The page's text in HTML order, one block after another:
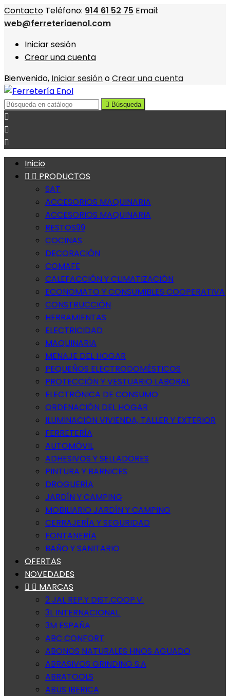
Contacto Teléfono: 914 61 52 75 Email:
web@ferreteriaenol.com
Iniciar sesión
Crear una cuenta
Bienvenido, Iniciar sesiónoCrear una cuenta
 Búsqueda



Inicio
  PRODUCTOS
SAT
ACCESORIOS MAQUINARIA
ACCESORIOS MAQUINARIA
RESTOS99
COCINAS
DECORACIÓN
COMAFE
CALEFACCIÓN Y CLIMATIZACIÓN
ECONOMATO Y CONSUMIBLES COOPERATIVA
CONSTRUCCIÓN
HERRAMIENTAS
ELECTRICIDAD
MAQUINARIA
MENAJE DEL HOGAR
PEQUEÑOS ELECTRODOMÉSTICOS
PROTECCIÓN Y VESTUARIO LABORAL
ELECTRÓNICA DE CONSUMO
ORDENACIÓN DEL HOGAR
ILUMINACIÓN VIVIENDA, TALLER Y EXTERIOR
FERRETERÍA
AUTOMÓVIL
ADHESIVOS Y SELLADORES
PINTURA Y BARNICES
DROGUERÍA
JARDÍN Y CAMPING
MOBILIARIO JARDÍN Y CAMPING
CERRAJERÍA Y SEGURIDAD
FONTANERÍA
BAÑO Y SANITARIO
OFERTAS
NOVEDADES
  MARCAS
2 JAL REP.Y DIST.COOP.V.
3L INTERNACIONAL.
3M ESPAÑA
ABC CONFORT
ABONOS NATURALES HNOS AGUADO
ABRASIVOS GRINDING S.A
ABRATOOLS
ABUS IBERICA